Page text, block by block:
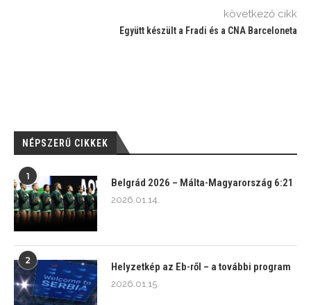
következő cikk
Együtt készült a Fradi és a CNA Barceloneta
NÉPSZERŰ CIKKEK
1
Belgrád 2026 – Málta-Magyarország 6:21
2026.01.14.
2
Helyzetkép az Eb-ről – a további program
2026.01.15.